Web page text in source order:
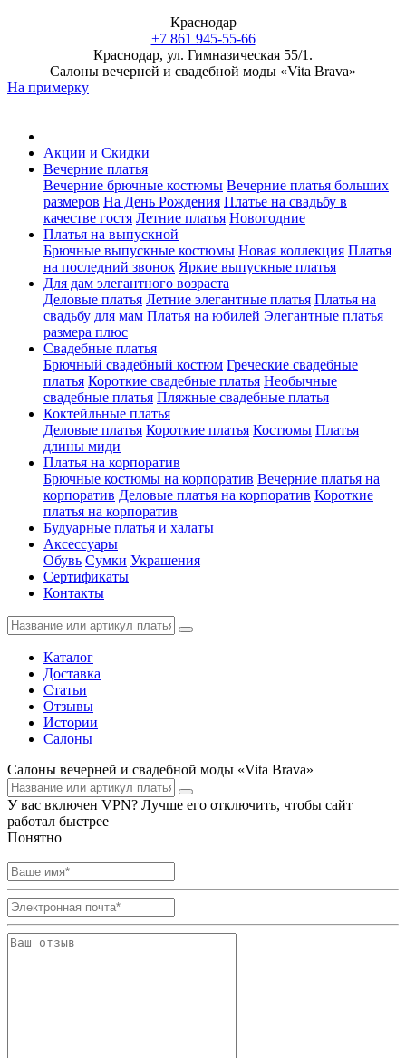
Краснодар
+7 861 945-55-66
Краснодар, ул. Гимназическая 55/1.
Салоны вечерней и свадебной моды «Vita Brava»
На примерку
Акции и Скидки
Вечерние платья
Вечерние брючные костюмы Вечерние платья больших
размеров На День Рождения Платье на свадьбу в
качестве гостя Летние платья Новогодние
Платья на выпускной
Брючные выпускные костюмы Новая коллекция Платья
на последний звонок Яркие выпускные платья
Для дам элегантного возраста
Деловые платья Летние элегантные платья Платья на
свадьбу для мам Платья на юбилей Элегантные платья
размера плюс
Свадебные платья
Брючный свадебный костюм Греческие свадебные
платья Короткие свадебные платья Необычные
свадебные платья Пляжные свадебные платья
Коктейльные платья
Деловые платья Короткие платья Костюмы Платья
длины миди
Платья на корпоратив
Брючные костюмы на корпоратив Вечерние платья на
корпоратив Деловые платья на корпоратив Короткие
платья на корпоратив
Будуарные платья и халаты
Аксессуары
Обувь Сумки Украшения
Сертификаты
Контакты
Каталог
Доставка
Статьи
Отзывы
Истории
Салоны
Салоны вечерней и свадебной моды «Vita Brava»
У вас включен VPN? Лучше его отключить, чтобы сайт
работал быстрее
Понятно